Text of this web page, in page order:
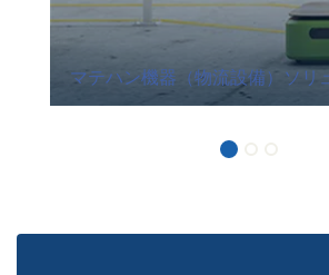
マテハン機器（物流設備）ソリ